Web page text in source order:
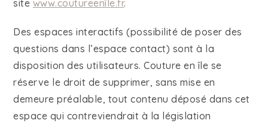
site www.coutureenîle.fr.
Des espaces interactifs (possibilité de poser des
questions dans l’espace contact) sont à la
disposition des utilisateurs. Couture en île se
réserve le droit de supprimer, sans mise en
demeure préalable, tout contenu déposé dans cet
espace qui contreviendrait à la législation